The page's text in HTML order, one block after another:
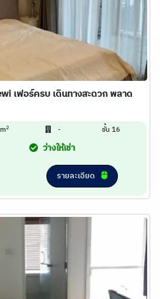
เฟอร์ครบ เดินทางสะดวก พลาด
2 - ชั้น 16
ว่างให้เช่า
รายละเอียด